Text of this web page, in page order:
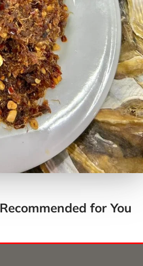
Recommended for You